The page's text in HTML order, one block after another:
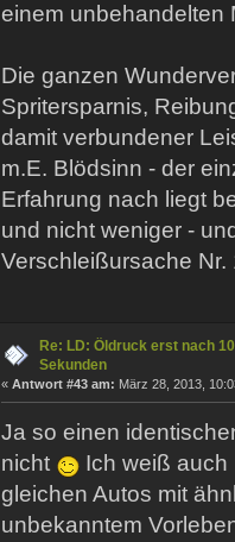
einem unbehandelten
Die ganzen
Spritersparnis,
damit verbundener
m.E. Blödsinn - der
Erfahrung nach liegt
und nicht weniger -
Verschleißursache
Re: LD: Öldruck erst nach 10
Sekunden
« Antwort #43 am: März 28, 2013,
Ja so einen
nicht
Ich weiß auch
gleichen Autos mit
unbekanntem